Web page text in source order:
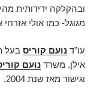
ובהקלקה ידידותית
מגוגל- כמו אולי אזרחי
עו”ד נועם קוריס בעל
אילן, משרד נועם
וגישור מאז שנת 2004.